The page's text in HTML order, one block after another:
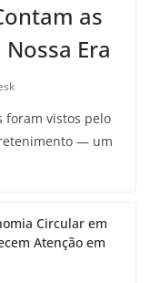
as
Era
foram vistos pelo
— um
Circular em
Atenção em